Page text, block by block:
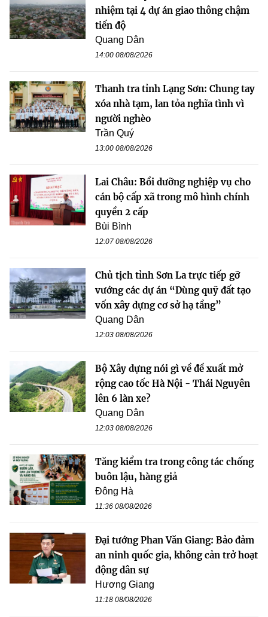
nhiệm tại 4 dự án giao thông chậm
tiến độ
Quang Dân
14:00 08/08/2026
Thanh tra tỉnh Lạng Sơn: Chung tay
xóa nhà tạm, lan tỏa nghĩa tình vì
người nghèo
Trần Quý
13:00 08/08/2026
Lai Châu: Bồi dưỡng nghiệp vụ cho
cán bộ cấp xã trong mô hình chính
quyền 2 cấp
Bùi Bình
12:07 08/08/2026
Chủ tịch tỉnh Sơn La trực tiếp gỡ
vướng các dự án “Dùng quỹ đất tạo
vốn xây dựng cơ sở hạ tầng”
Quang Dân
12:03 08/08/2026
Bộ Xây dựng nói gì về đề xuất mở
rộng cao tốc Hà Nội - Thái Nguyên
lên 6 làn xe?
Quang Dân
12:03 08/08/2026
Tăng kiểm tra trong công tác chống
buôn lậu, hàng giả
Đông Hà
11:36 08/08/2026
Đại tướng Phan Văn Giang: Bảo đảm
an ninh quốc gia, không cản trở hoạt
động dân sự
Hương Giang
11:18 08/08/2026